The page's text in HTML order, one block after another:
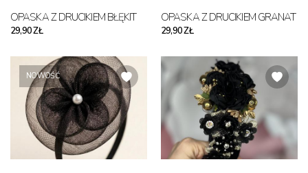
OPASKA Z DRUCIKIEM BŁĘKIT
29,90 ZŁ
OPASKA Z DRUCIKIEM GRANAT
29,90 ZŁ
NOWOŚĆ